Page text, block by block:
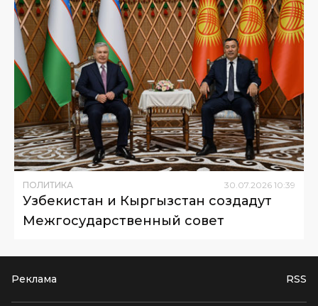
ПОЛИТИКА 30 07 2026 10:39
Узбекистан и Кыргызстан создадут
Межгосударственный совет
Реклама RSS